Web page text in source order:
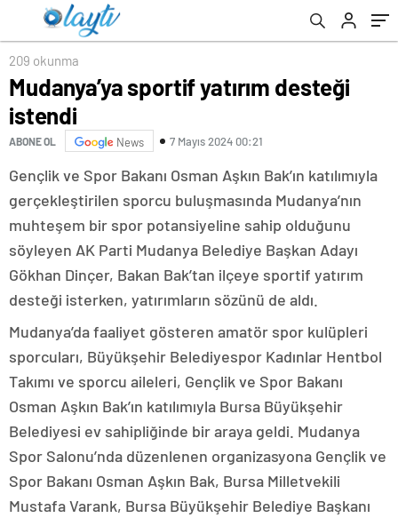
209 okunma
Mudanya’ya sportif yatırım desteği
istendi
ABONE OL News 7 Mayıs 2024 00:21
Gençlik ve Spor Bakanı Osman Aşkın Bak’ın katılımıyla
gerçekleştirilen sporcu buluşmasında Mudanya’nın
muhteşem bir spor potansiyeline sahip olduğunu
söyleyen AK Parti Mudanya Belediye Başkan Adayı
Gökhan Dinçer, Bakan Bak’tan ilçeye sportif yatırım
desteği isterken, yatırımların sözünü de aldı.
Mudanya’da faaliyet gösteren amatör spor kulüpleri
sporcuları, Büyükşehir Belediyespor Kadınlar Hentbol
Takımı ve sporcu aileleri, Gençlik ve Spor Bakanı
Osman Aşkın Bak’ın katılımıyla Bursa Büyükşehir
Belediyesi ev sahipliğinde bir araya geldi. Mudanya
Spor Salonu’nda düzenlenen organizasyona Gençlik ve
Spor Bakanı Osman Aşkın Bak, Bursa Milletvekili
Mustafa Varank, Bursa Büyükşehir Belediye Başkanı